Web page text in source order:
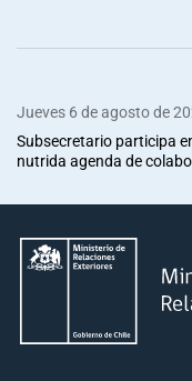
Jueves 6 de agosto de
Subsecretario participa
nutrida agenda de